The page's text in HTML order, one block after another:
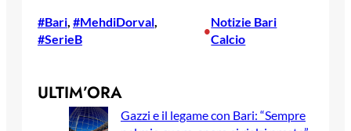
#Bari, #MehdiDorval
#SerieB
•
Notizie Bari
Calcio
ULTIM’ORA
Gazzi e il legame con Bari: “Sempre